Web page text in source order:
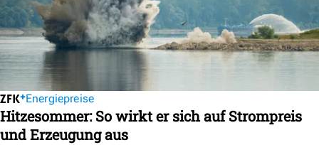
Energiepreise
Hitzesommer: So wirkt er sich auf Strompreis
und Erzeugung aus